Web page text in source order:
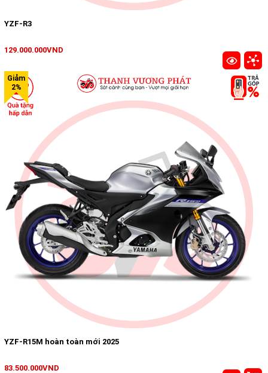
YZF-R3
129.000.000VND
YZF-R15M hoàn toàn mới 2025
83.500.000VND